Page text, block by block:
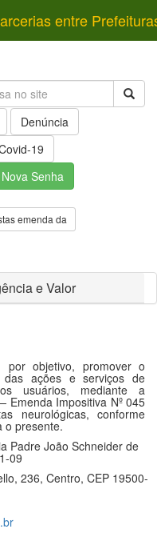
entre
Denúncia
19
Senha
emenda da
e Valor
por objetivo, promover o
das ações e serviços de
usuários, mediante a
Emenda Impositiva Nº 045
neurológicas, conforme
o presente.
Padre João Schneider de
09
236, Centro, CEP 19500-